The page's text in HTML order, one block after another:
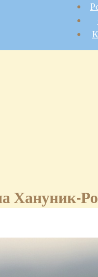
Хануник-